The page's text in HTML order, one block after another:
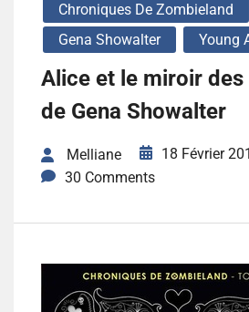
Chroniques De Zombieland
Gena Showalter
Young
Alice et le miroir
de Gena Showalter
Melliane
18 Février
30 Comments